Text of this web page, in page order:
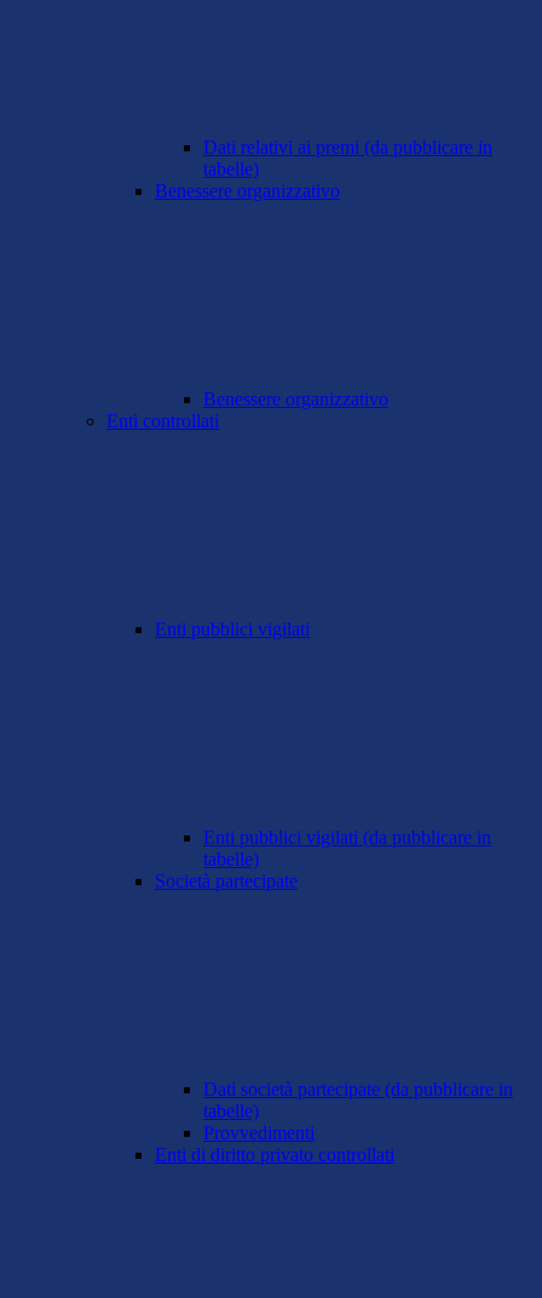
Dati relativi ai premi (da pubblicare in
tabelle)
Benessere organizzativo
Benessere organizzativo
Enti controllati
Enti pubblici vigilati
Enti pubblici vigilati (da pubblicare in
tabelle)
Società partecipate
Dati società partecipate (da pubblicare in
tabelle)
Provvedimenti
Enti di diritto privato controllati